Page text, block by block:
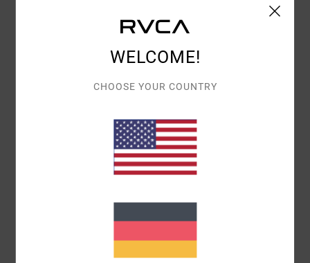
21. MÄRZ 2026
VERIFIZIERTER KAUF
WELCOME!
CHOOSE YOUR COUNTRY